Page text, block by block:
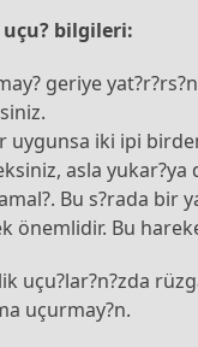
uçu? bilgileri:
geriye
uygunsa iki ipi
asla
Bu s?rada bir
önemlidir. Bu
uçu?lar?n?zda
uçurmay?n.